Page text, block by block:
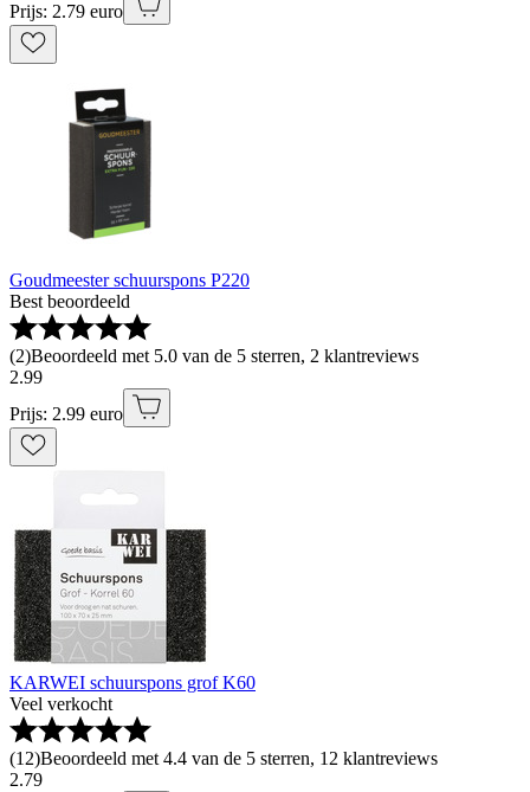
Prijs: 2.79 euro
Goudmeester schuurspons P220
Best beoordeeld
(2)Beoordeeld met 5.0 van de 5 sterren, 2 klantreviews
2.99
Prijs: 2.99 euro
KARWEI schuurspons grof K60
Veel verkocht
(12)Beoordeeld met 4.4 van de 5 sterren, 12 klantreviews
2.79